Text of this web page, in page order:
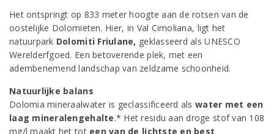
Het ontspringt op 833 meter hoogte aan de rotsen van de
oostelijke Dolomieten. Hier, in Val Cimoliana, ligt het
natuurpark Dolomiti Friulane, geklasseerd als UNESCO
Werelderfgoed. Een betoverende plek, met een
adembenemend landschap van zeldzame schoonheid.
Natuurlijke balans
Dolomia mineraalwater is geclassificeerd als water met een
laag mineralengehalte.* Het residu aan droge stof van 108
mg/l maakt het tot een van de lichtste en best